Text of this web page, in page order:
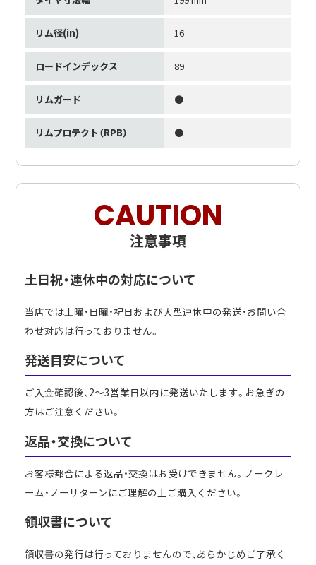
リム径(in) 16
ロードインデックス 89
リムガード ●
リムプロテクト（RPB） ●
CAUTION
注意事項
土日祝・連休中の対応について
当店では土曜・日曜・祝日および大型連休中の発送・お問い合
わせ対応は行っておりません。
発送目安について
ご入金確認後、2〜3営業日以内に発送いたします。お急ぎの
方はご注意ください。
返品・交換について
お客様都合による返品・交換はお受けできません。ノークレ
ーム・ノーリターンにご理解の上ご購入ください。
領収書について
領収書の発行は行っておりませんので、あらかじめご了承く